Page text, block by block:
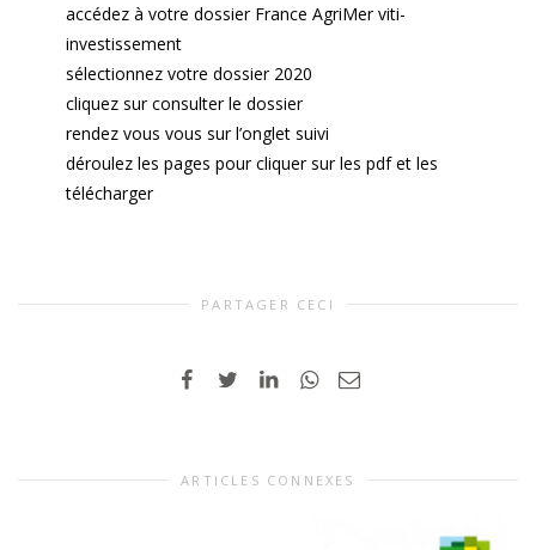
accédez à votre dossier France AgriMer viti-
investissement
sélectionnez votre dossier 2020
cliquez sur consulter le dossier
rendez vous vous sur l’onglet suivi
déroulez les pages pour cliquer sur les pdf et les
télécharger
PARTAGER CECI
ARTICLES CONNEXES